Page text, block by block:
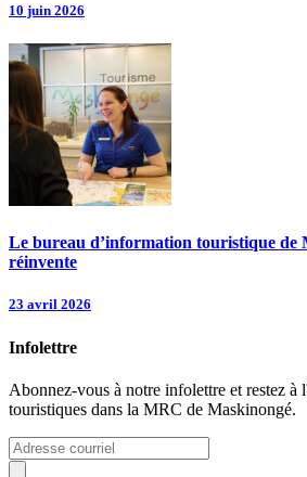
10 juin 2026
Le bureau d’information touristique de
réinvente
23 avril 2026
Infolettre
Abonnez-vous à notre infolettre et restez à
touristiques dans la MRC de Maskinongé.